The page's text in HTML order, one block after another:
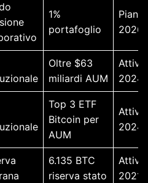
1%
portafoglio
2026
Oltre $63
miliardi AUM
2024
Top 3 ETF
Bitcoin per
AUM
2024
6.135 BTC
riserva stato
2021